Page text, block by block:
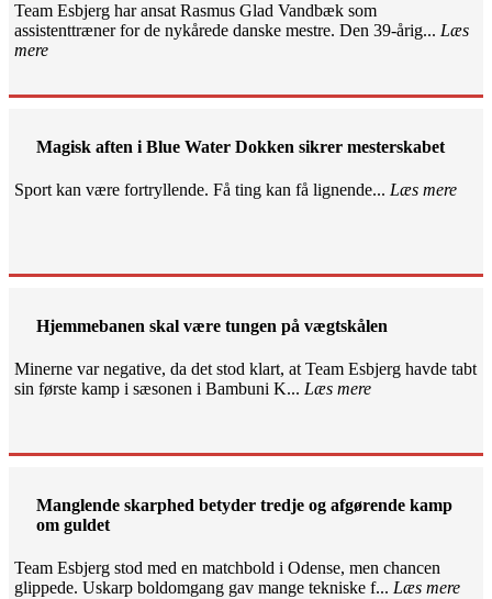
Team Esbjerg har ansat Rasmus Glad Vandbæk som
assistenttræner for de nykårede danske mestre. Den 39-årig... Læs
mere
Magisk aften i Blue Water Dokken sikrer mesterskabet
Sport kan være fortryllende. Få ting kan få lignende... Læs mere
Hjemmebanen skal være tungen på vægtskålen
Minerne var negative, da det stod klart, at Team Esbjerg havde tabt
sin første kamp i sæsonen i Bambuni K... Læs mere
Manglende skarphed betyder tredje og afgørende kamp
om guldet
Team Esbjerg stod med en matchbold i Odense, men chancen
glippede. Uskarp boldomgang gav mange tekniske f... Læs mere